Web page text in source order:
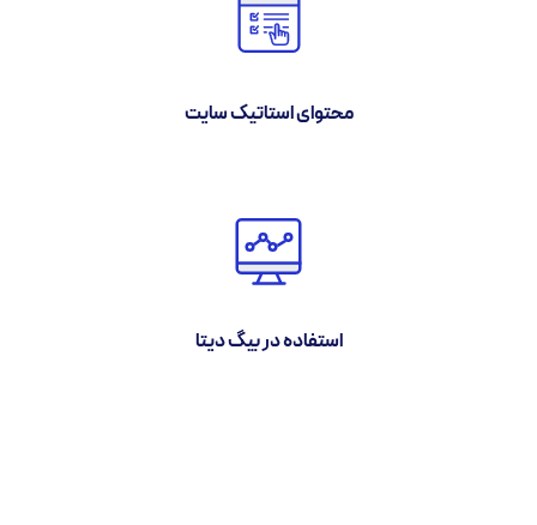
محتوای استاتیک سایت
استفاده در بیگ دیتا